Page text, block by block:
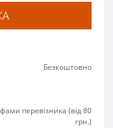
Безкоштовно
перевізника (від 80
грн.)